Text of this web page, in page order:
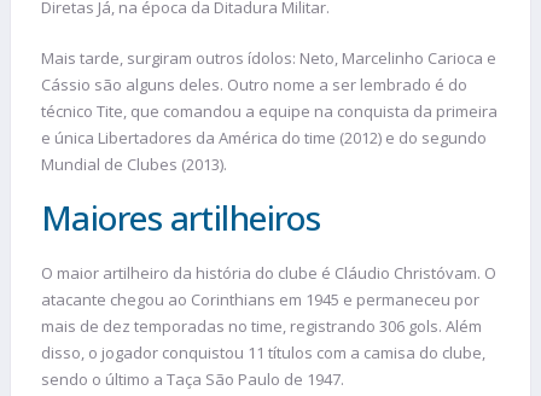
Diretas Já, na época da Ditadura Militar.
Mais tarde, surgiram outros ídolos: Neto, Marcelinho Carioca e
Cássio são alguns deles. Outro nome a ser lembrado é do
técnico Tite, que comandou a equipe na conquista da primeira
e única Libertadores da América do time (2012) e do segundo
Mundial de Clubes (2013).
Maiores artilheiros
O maior artilheiro da história do clube é Cláudio Christóvam. O
atacante chegou ao Corinthians em 1945 e permaneceu por
mais de dez temporadas no time, registrando 306 gols. Além
disso, o jogador conquistou 11 títulos com a camisa do clube,
sendo o último a Taça São Paulo de 1947.